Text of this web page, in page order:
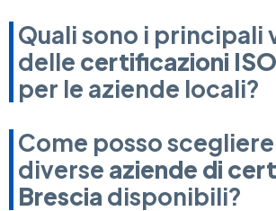
Quali sono i principali
delle certificazioni
per le aziende locali?
Come posso
diverse aziende di
Brescia disponibili?